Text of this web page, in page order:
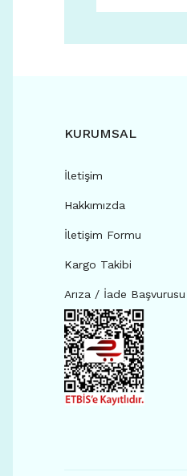
KURUMSAL
İletişim
Hakkımızda
İletişim Formu
Kargo Takibi
Arıza / İade Başvurusu